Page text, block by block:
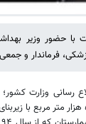
باشت با حضور
فرماندار و
رسانی وزارت کشور؛